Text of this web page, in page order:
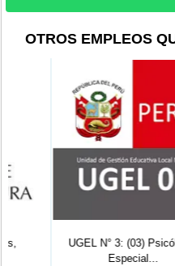
OTROS EMPLEOS
UGEL N° 3: (03) Psicólogo,
Especial...